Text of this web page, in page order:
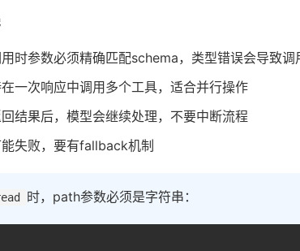
用时参数必须精确匹配schema，类型错误会导致调
在一次响应中调用多个工具，适合并行操作
结果后，模型会继续处理，不要中断流程
能失败，要有fallback机制
时，path参数必须是字符串：